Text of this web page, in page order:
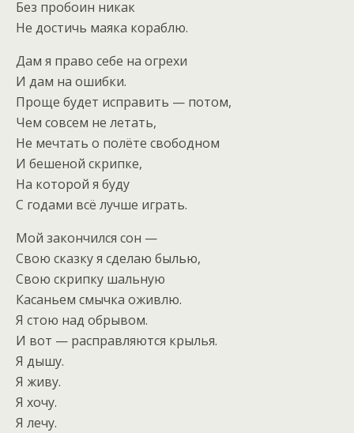
Без пробоин никак
Не достичь маяка кораблю.
Дам я право себе на огрехи
И дам на ошибки.
Проще будет исправить — потом,
Чем совсем не летать,
Не мечтать о полёте свободном
И бешеной скрипке,
На которой я буду
С годами всё лучше играть.
Мой закончился сон —
Свою сказку я сделаю былью,
Свою скрипку шальную
Касаньем смычка оживлю.
Я стою над обрывом.
И вот — расправляются крылья.
Я дышу.
Я живу.
Я хочу.
Я лечу.